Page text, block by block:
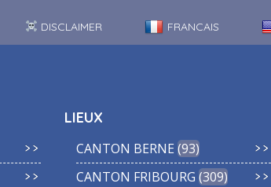
DISCLAIMER FRANCAIS
LIEUX
CANTON BERNE 93
CANTON FRIBOURG 309